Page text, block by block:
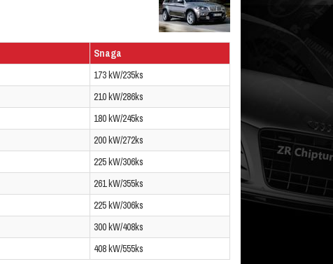
Snaga
173 kW/235ks
210 kW/286ks
180 kW/245ks
200 kW/272ks
225 kW/306ks
261 kW/355ks
225 kW/306ks
300 kW/408ks
408 kW/555ks